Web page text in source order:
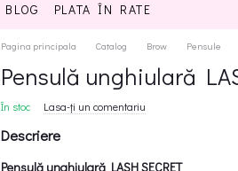
BLOG PLATA ÎN RATE
Pagina principala Catalog Brow Pensule
Pensulă unghiulară
În stoc Lasa-ți un comentariu
Descriere
Pensulă unghiulară LASH SECRET